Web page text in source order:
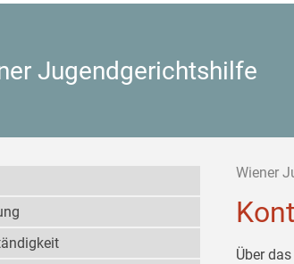
Jugendgerichtshilfe
Wiener
Über